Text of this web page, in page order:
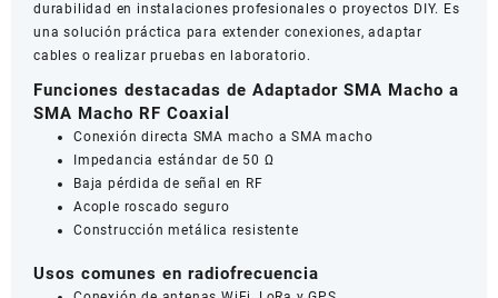
durabilidad en instalaciones profesionales o proyectos DIY. Es
una solución práctica para extender conexiones, adaptar
cables o realizar pruebas en laboratorio.
Funciones destacadas de Adaptador SMA Macho a
SMA Macho RF Coaxial
Conexión directa SMA macho a SMA macho
Impedancia estándar de 50 Ω
Baja pérdida de señal en RF
Acople roscado seguro
Construcción metálica resistente
Usos comunes en radiofrecuencia